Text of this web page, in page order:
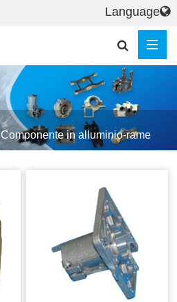
Componente in alluminio-rame
Language